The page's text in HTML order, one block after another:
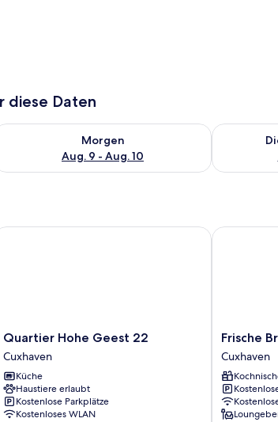
diese Daten
Aug. 8 - Aug. 9.
Morgen
Aug. 9 - Aug. 10
die Verfügbarkeit für morgen, Aug. 9 -
Überprüfe
Quartier
Hohe
Geest
22
Cuxhaven
Quartier Hohe Geest 22
Cuxhaven
Küche
Haustiere erlaubt
Kostenlose Parkplätze
Kostenloses WLAN
Hohe Geest 22
Frische
Brise
Cuxhaven
Frische
Cuxhaven
Frische Brise